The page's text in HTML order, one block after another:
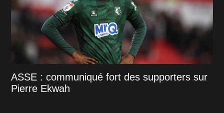
ASSE : communiqué fort des supporters sur
Pierre Ekwah